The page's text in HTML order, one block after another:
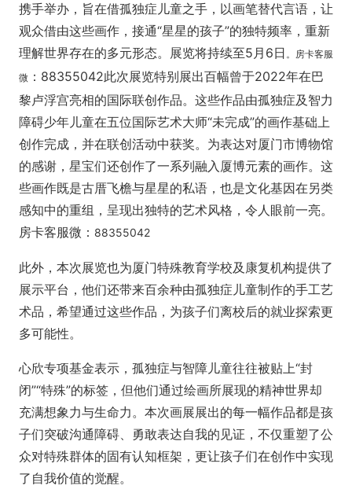
携手举办，旨在借孤独症儿童之手，以画笔替代言语，让
观众借由这些画作，接通“星星的孩子”的独特频率，重新
理解世界存在的多元形态。展览将持续至5月6日 。 房卡客服
微 ： 88355042此次展览特别展出百幅曾于2022年在巴
黎卢浮宫亮相的国际联创作品。这些作品由孤独症及智力
障碍少年儿童在五位国际艺术大师“未完成”的画作基础上
创作完成，并在联创活动中获奖。为表达对厦门市博物馆
的感谢，星宝们还创作了一系列融入厦博元素的画作。这
些画作既是古厝飞檐与星星的私语，也是文化基因在另类
感知中的重组，呈现出独特的艺术风格，令人眼前一亮。
房卡客服微 ： 88355042
此外，本次展览也为厦门特殊教育学校及康复机构提供了
展示平台，他们还带来百余种由孤独症儿童制作的手工艺
术品，希望通过这些作品，为孩子们离校后的就业探索更
多可能性。
心欣专项基金表示，孤独症与智障儿童往往被贴上“封
闭”“特殊”的标签，但他们通过绘画所展现的精神世界却
充满想象力与生命力。本次画展展出的每一幅作品都是孩
子们突破沟通障碍、勇敢表达自我的见证，不仅重塑了公
众对特殊群体的固有认知框架，更让孩子们在创作中实现
了自我价值的觉醒。